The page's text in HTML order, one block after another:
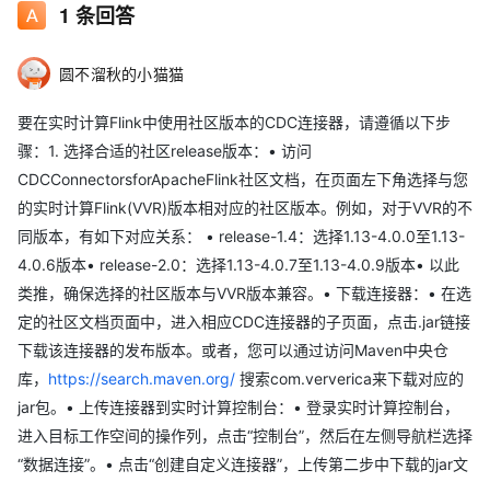
1 条回答
圆不溜秋的小猫猫
要在实时计算Flink中使用社区版本的CDC连接器，请遵循以下步
骤：1. 选择合适的社区release版本：• 访问
CDCConnectorsforApacheFlink社区文档，在页面左下角选择与您
的实时计算Flink(VVR)版本相对应的社区版本。例如，对于VVR的不
同版本，有如下对应关系： • release-1.4：选择1.13-4.0.0至1.13-
4.0.6版本• release-2.0：选择1.13-4.0.7至1.13-4.0.9版本• 以此
类推，确保选择的社区版本与VVR版本兼容。• 下载连接器：• 在选
定的社区文档页面中，进入相应CDC连接器的子页面，点击.jar链接
下载该连接器的发布版本。或者，您可以通过访问Maven中央仓
库， https://search.maven.org/ 搜索com.ververica󠁪来下载对应的
jar包。• 上传连接器到实时计算控制台：• 登录实时计算控制台，
进入目标工作空间的操作列，点击“控制台”，然后在左侧导航栏选择
“数据连接”。• 点击“创建自定义连接器”，上传第二步中下载的jar文